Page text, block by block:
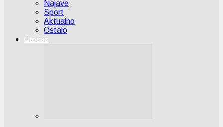
Najave
Sport
Aktualno
Ostalo
Otočac